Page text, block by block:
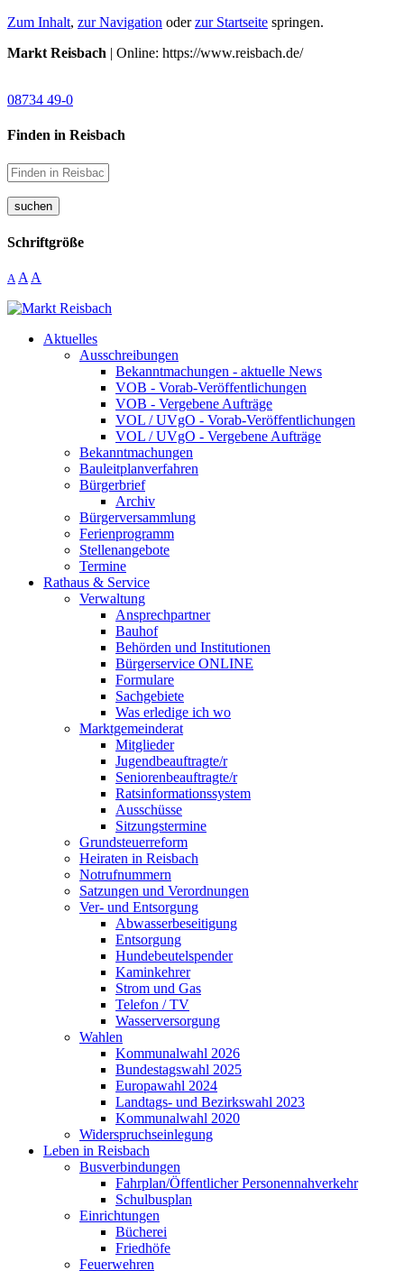
Zum Inhalt, zur Navigation oderzur Startseite springen.
Markt Reisbach | Online: https://www.reisbach.de/
08734 49-0
Finden in Reisbach
suchen
Schriftgröße
A A A
Aktuelles
Ausschreibungen
Bekanntmachungen - aktuelle News
VOB - Vorab-Veröffentlichungen
VOB - Vergebene Aufträge
VOL / UVgO - Vorab-Veröffentlichungen
VOL / UVgO - Vergebene Aufträge
Bekanntmachungen
Bauleitplanverfahren
Bürgerbrief
Archiv
Bürgerversammlung
Ferienprogramm
Stellenangebote
Termine
Rathaus & Service
Verwaltung
Ansprechpartner
Bauhof
Behörden und Institutionen
Bürgerservice ONLINE
Formulare
Sachgebiete
Was erledige ich wo
Marktgemeinderat
Mitglieder
Jugendbeauftragte/r
Seniorenbeauftragte/r
Ratsinformationssystem
Ausschüsse
Sitzungstermine
Grundsteuerreform
Heiraten in Reisbach
Notrufnummern
Satzungen und Verordnungen
Ver- und Entsorgung
Abwasserbeseitigung
Entsorgung
Hundebeutelspender
Kaminkehrer
Strom und Gas
Telefon / TV
Wasserversorgung
Wahlen
Kommunalwahl 2026
Bundestagswahl 2025
Europawahl 2024
Landtags- und Bezirkswahl 2023
Kommunalwahl 2020
Widerspruchseinlegung
Leben in Reisbach
Busverbindungen
Fahrplan/Öffentlicher Personennahverkehr
Schulbusplan
Einrichtungen
Bücherei
Friedhöfe
Feuerwehren